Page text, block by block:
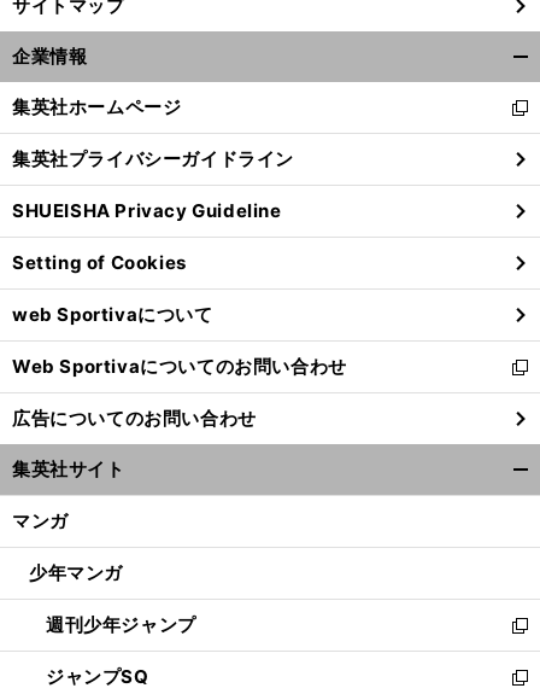
サイトマップ
企業情報
閉
る
集英社ホームページ
新
し
い
ウ
ィ
ン
ド
ウ
で
開
く
集英社プライバシーガイドライン
SHUEISHA Privacy Guideline
Setting of Cookies
web Sportivaについて
Web Sportivaについてのお問い合わせ
新
し
い
ウ
ィ
ン
ウ
開
く
広告についてのお問い合わせ
集英社サイト
マンガ
少年マンガ
週刊少年ジャンプ
新
し
い
ジャンプSQ
新